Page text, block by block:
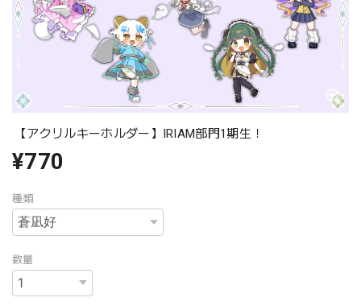
【アクリルキーホルダー】IRIAM部門1期生！
¥770
種類
数量